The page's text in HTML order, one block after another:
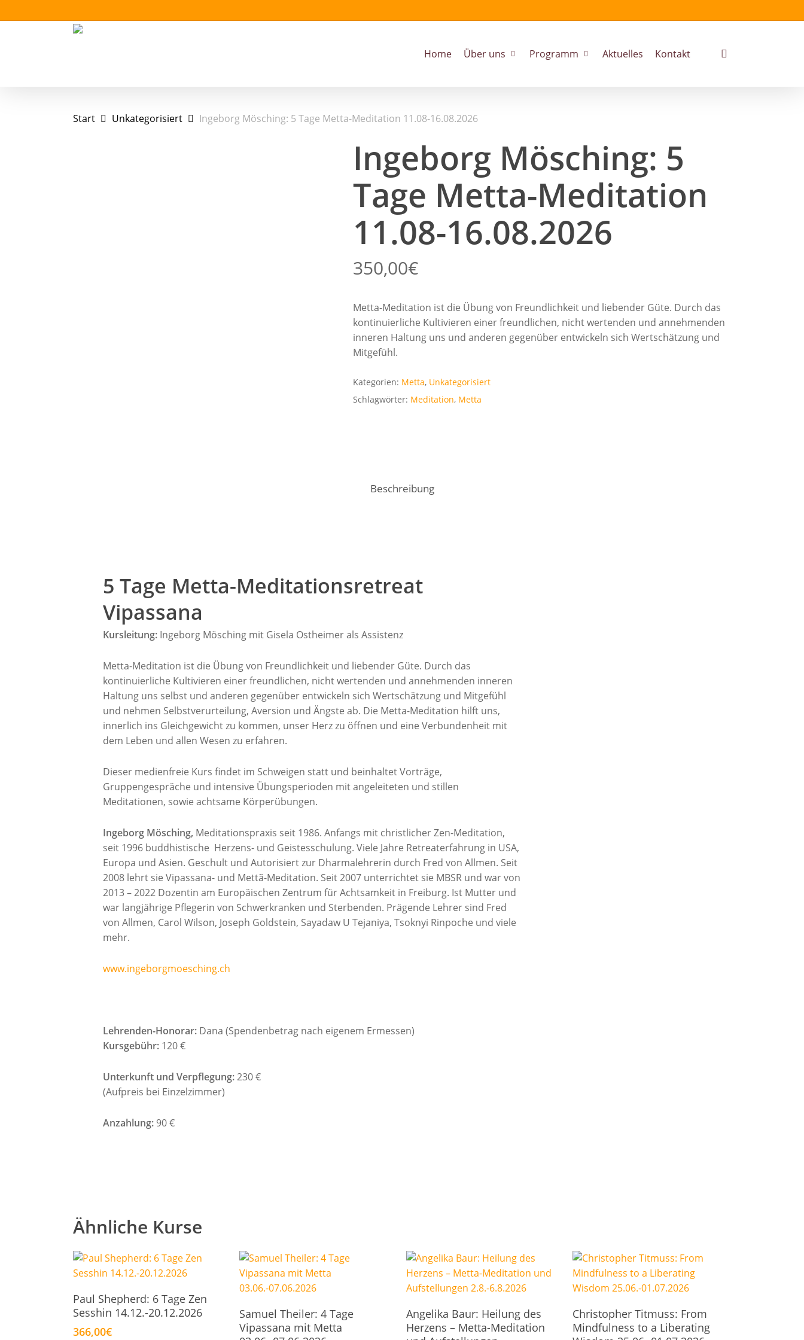
to
Home Über uns Programm Aktuelles Kontakt
Start Unkategorisiert Ingeborg Mösching: 5 Tage Metta-Meditation 11.08-16.08.2026
Ingeborg Mösching: 5
Tage Metta-Meditation
11.08-16.08.2026
350,00€
Metta-Meditation ist die Übung von Freundlichkeit und liebender Güte. Durch das
kontinuierliche Kultivieren einer freundlichen, nicht wertenden und annehmenden
inneren Haltung uns und anderen gegenüber entwickeln sich Wertschätzung und
Mitgefühl.
Kategorien: Metta, Unkategorisiert
Schlagwörter: Meditation, Metta
Beschreibung
5 Tage Metta-Meditationsretreat
Vipassana
Kursleitung: Ingeborg Mösching mit Gisela Ostheimer als Assistenz
Metta-Meditation ist die Übung von Freundlichkeit und liebender Güte. Durch das
kontinuierliche Kultivieren einer freundlichen, nicht wertenden und annehmenden inneren
Haltung uns selbst und anderen gegenüber entwickeln sich Wertschätzung und Mitgefühl
und nehmen Selbstverurteilung, Aversion und Ängste ab. Die Metta-Meditation hilft uns,
innerlich ins Gleichgewicht zu kommen, unser Herz zu öffnen und eine Verbundenheit mit
dem Leben und allen Wesen zu erfahren.
Dieser medienfreie Kurs findet im Schweigen statt und beinhaltet Vorträge,
Gruppengespräche und intensive Übungsperioden mit angeleiteten und stillen
Meditationen, sowie achtsame Körperübungen.
Ingeborg Mösching, Meditationspraxis seit 1986. Anfangs mit christlicher Zen-Meditation,
seit 1996 buddhistische Herzens- und Geistesschulung. Viele Jahre Retreaterfahrung in USA,
Europa und Asien. Geschult und Autorisiert zur Dharmalehrerin durch Fred von Allmen. Seit
2008 lehrt sie Vipassana- und Mettã-Meditation. Seit 2007 unterrichtet sie MBSR und war von
2013 – 2022 Dozentin am Europäischen Zentrum für Achtsamkeit in Freiburg. Ist Mutter und
war langjährige Pflegerin von Schwerkranken und Sterbenden. Prägende Lehrer sind Fred
von Allmen, Carol Wilson, Joseph Goldstein, Sayadaw U Tejaniya, Tsoknyi Rinpoche und viele
mehr.
www.ingeborgmoesching.ch
Lehrenden-Honorar: Dana (Spendenbetrag nach eigenem Ermessen)
Kursgebühr: 120 €
Unterkunft und Verpflegung:230 €
(Aufpreis bei Einzelzimmer)
Anzahlung: 90 €
Ähnliche Kurse
In Den Warenkorb
Paul Shepherd: 6 Tage Zen
Sesshin 14.12.-20.12.2026
366,00€
In Den Warenkorb
Samuel Theiler: 4 Tage
Vipassana mit Metta
In Den Warenkorb
Angelika Baur: Heilung des
Herzens – Metta-Meditation
In Den Warenkorb
Christopher Titmuss: From
Mindfulness to a Liberating